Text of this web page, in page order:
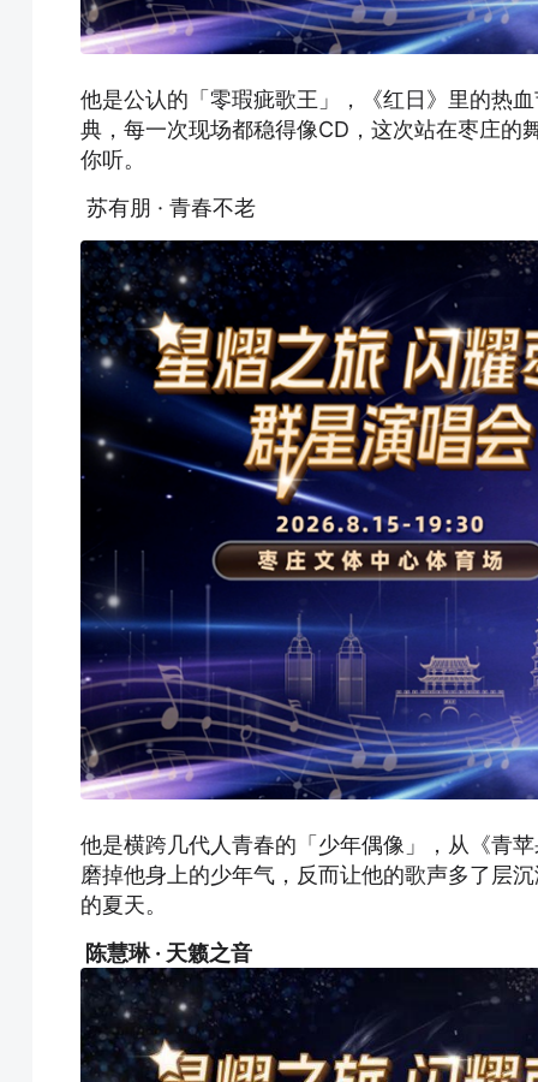
他是公认的「零瑕疵歌王」，《红日》里的热
典，每一次现场都稳得像CD，这次站在枣庄的
你听。
苏有朋 · 青春不老
他是横跨几代人青春的「少年偶像」，从《青
磨掉他身上的少年气，反而让他的歌声多了层
的夏天。
陈慧琳 · 天籁之音